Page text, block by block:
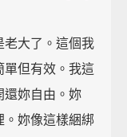
老大了。這個我
單但有效。我這
還妳自由。妳
。妳像這樣綑綁